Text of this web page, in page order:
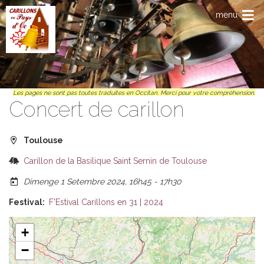
Anar al contengut principal
menu
Les pages ne sont pas toutes traduites en Occitan. Merci pour votre compréhension.
Concert de carillon
Toulouse
Carillon de la Basilique Saint Sernin de Toulouse
Dimenge 1 Setembre 2024, 16h45- 17h30
Festival F'Estival Carillons en 31 | 2024
+
−